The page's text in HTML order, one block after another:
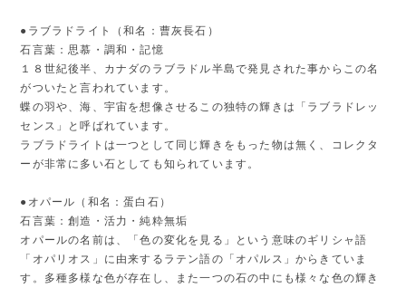
●ラブラドライト（和名：曹灰長石）
石言葉：思慕・調和・記憶
１８世紀後半、カナダのラブラドル半島で発見された事からこの名
がついたと言われています。
蝶の羽や、海、宇宙を想像させるこの独特の輝きは「ラブラドレッ
センス」と呼ばれています。
ラブラドライトは一つとして同じ輝きをもった物は無く、コレクタ
ーが非常に多い石としても知られています。
●オパール（和名：蛋白石）
石言葉：創造・活力・純粋無垢
オパールの名前は、「色の変化を見る」という意味のギリシャ語
「オパリオス」に由来するラテン語の「オパルス」からきていま
す。多種多様な色が存在し、また一つの石の中にも様々な色の輝き